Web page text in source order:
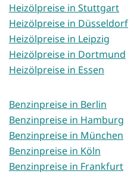
Heizölpreise in Stuttgart
Heizölpreise in Düsseldorf
Heizölpreise in Leipzig
Heizölpreise in Dortmund
Heizölpreise in Essen
Benzinpreise in Berlin
Benzinpreise in Hamburg
Benzinpreise in München
Benzinpreise in Köln
Benzinpreise in Frankfurt